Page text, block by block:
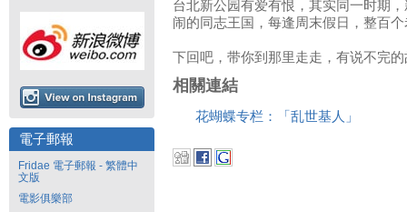
電子郵報
Fridae 電子郵報 - 繁體中
文版
電影俱樂部
台北新公园有爱有恨，其实同一时期
闹的同志王国，每逢周末假日，整百
下回吧，带你到那里走走，有说不完
相關連結
花蝴蝶专栏：「乱世基人」